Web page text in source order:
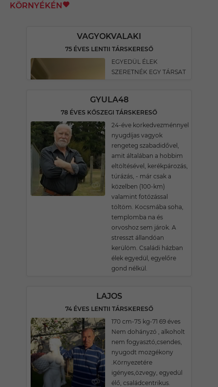
KÖRNYÉKÉN
VAGYOKVALAKI
75 ÉVES LENTII TÁRSKERESŐ
EGYEDÜL ÉLEK
SZERETNÉK EGY TÁRSAT
GYULA48
78 ÉVES KŐSZEGI TÁRSKERESŐ
24-éve korkedvezménnyel
nyugdíjas vagyok
rengeteg szabadidővel,
amit általában a hobbim
eltöltésével, kerékpározás,
túrázás, - már csak a
közelben (100-km)
valamint fotózással
töltöm. Kocsmába soha,
templomba na és
orvoshoz sem járok. A
stresszt állandóan
kerülöm. Családi házban
élek egyedül, egyelőre
gond nélkül.
LAJOS
74 ÉVES LENTII TÁRSKERESŐ
170 cm-75 kg-71 69 éves
Nem dohányzó , alkoholt
nem fogyasztó,csendes,
nyugodt mozgékony
.Környezetére
igényes,özvegy, egyedül
élő, családcentrikus.